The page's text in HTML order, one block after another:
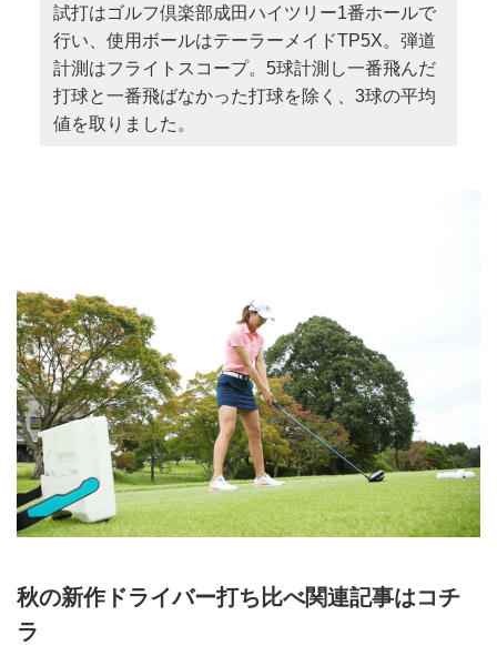
試打はゴルフ倶楽部成田ハイツリー1番ホールで
行い、使用ボールはテーラーメイドTP5X。弾道
計測はフライトスコープ。5球計測し一番飛んだ
打球と一番飛ばなかった打球を除く、3球の平均
値を取りました。
秋の新作ドライバー打ち比べ関連記事はコチ
ラ